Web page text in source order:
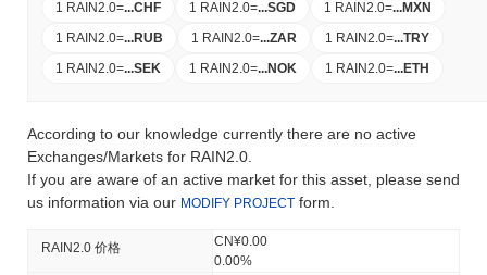
1 RAIN2.0=...CHF 1 RAIN2.0=...SGD 1 RAIN2.0=...MXN
1 RAIN2.0=...RUB 1 RAIN2.0=...ZAR 1 RAIN2.0=...TRY
1 RAIN2.0=...SEK 1 RAIN2.0=...NOK 1 RAIN2.0=...ETH
According to our knowledge currently there are no active
Exchanges/Markets for RAIN2.0.
If you are aware of an active market for this asset, please send
us information via our MODIFY PROJECT form.
RAIN2.0 价格
CN¥0.00
0.00%